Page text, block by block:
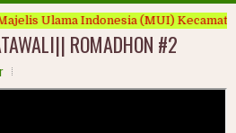
Ulama Indonesia (MUI) Kecamatan
ROMADHON #2